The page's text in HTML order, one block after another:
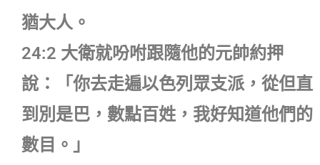
猶大人。
24:2 大衛就吩咐跟隨他的元帥約押
說：「你去走遍以色列眾支派，從但直
到別是巴，數點百姓，我好知道他們的
數目。」